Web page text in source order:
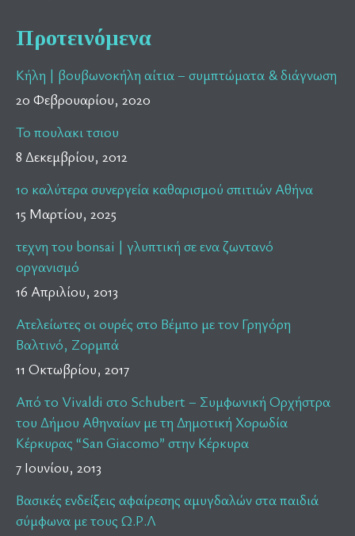
Προτεινόμενα
Κήλη | βουβωνοκήλη αίτια – συμπτώματα & διάγνωση
20 Φεβρουαρίου, 2020
Το πουλακι τσιου
8 Δεκεμβρίου, 2012
10 καλύτερα συνεργεία καθαρισμού σπιτιών Αθήνα
15 Μαρτίου, 2025
τεχνη του bonsai | γλυπτική σε ενα ζωντανό
οργανισμό
16 Απριλίου, 2013
Ατελείωτες οι ουρές στο Βέμπο με τον Γρηγόρη
Βαλτινό, Ζορμπά
11 Οκτωβρίου, 2017
Από το Vivaldi στο Schubert – Συμφωνική Ορχήστρα
του Δήμου Αθηναίων με τη Δημοτική Χορωδία
Κέρκυρας “San Giacomo” στην Κέρκυρα
7 Ιουνίου, 2013
Βασικές ενδείξεις αφαίρεσης αμυγδαλών στα παιδιά
σύμφωνα με τους Ω.Ρ.Λ